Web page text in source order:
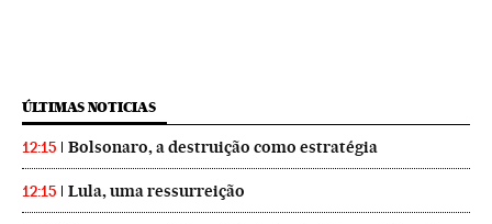
ÚLTIMAS NOTICIAS
12:15 Bolsonaro, a destruição como estratégia
12:15 Lula, uma ressurreição